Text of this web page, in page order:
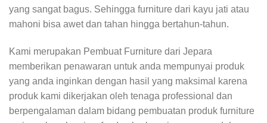
yang sangat bagus. Sehingga furniture dari kayu jati atau
mahoni bisa awet dan tahan hingga bertahun-tahun.
Kami merupakan Pembuat Furniture dari Jepara
memberikan penawaran untuk anda mempunyai produk
yang anda inginkan dengan hasil yang maksimal karena
produk kami dikerjakan oleh tenaga professional dan
berpengalaman dalam bidang pembuatan produk furniture